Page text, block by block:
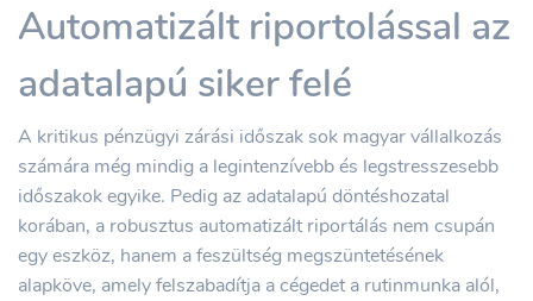
Automatizált riportolással az
adatalapú siker felé
A kritikus pénzügyi zárási időszak sok magyar vállalkozás
számára még mindig a legintenzívebb és legstresszesebb
időszakok egyike. Pedig az adatalapú döntéshozatal
korában, a robusztus automatizált riportálás nem csupán
egy eszköz, hanem a feszültség megszüntetésének
alapköve, amely felszabadítja a cégedet a rutinmunka alól,